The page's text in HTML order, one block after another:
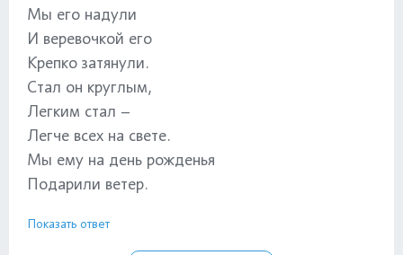
Мы его надули
И веревочкой его
Крепко затянули.
Стал он круглым,
Легким стал –
Легче всех на свете.
Мы ему на день рожденья
Подарили ветер.
Показать ответ